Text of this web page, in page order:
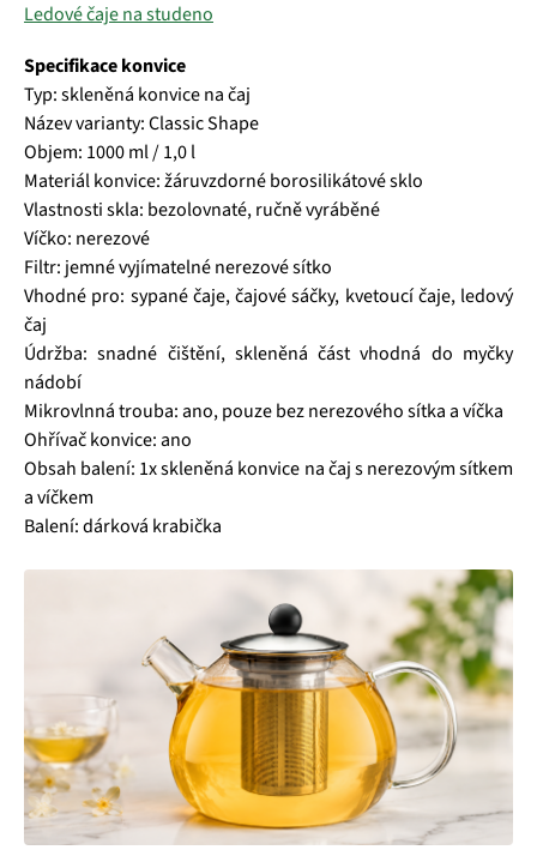
Ledové čaje na studeno
Specifikace konvice
Typ: skleněná konvice na čaj
Název varianty: Classic Shape
Objem: 1000 ml / 1,0 l
Materiál konvice: žáruvzdorné borosilikátové sklo
Vlastnosti skla: bezolovnaté, ručně vyráběné
Víčko: nerezové
Filtr: jemné vyjímatelné nerezové sítko
Vhodné pro: sypané čaje, čajové sáčky, kvetoucí čaje, ledový
čaj
Údržba: snadné čištění, skleněná část vhodná do myčky
nádobí
Mikrovlnná trouba: ano, pouze bez nerezového sítka a víčka
Ohřívač konvice: ano
Obsah balení: 1x skleněná konvice na čaj s nerezovým sítkem
a víčkem
Balení: dárková krabička